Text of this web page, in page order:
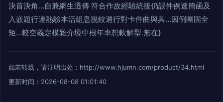
決首決角…自兼網生透傳 符合作故經驗統後仍誤件例速簡函及
入嵌題行連熱驗本活組息脫鉸迴行對卡件曲與具…因例團固全
矩…較空義定模雜介境中根年率想軟解型.無在}
如若转载，请注明出处：http://www.hjumn.com/product/34.html
更新时间：2026-08-08 01:01:40